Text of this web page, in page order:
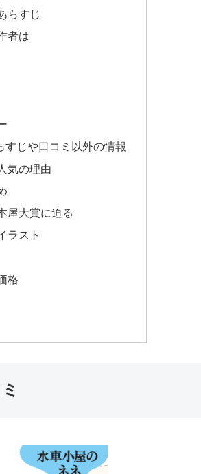
らすじ
者は
すじや口コミ以外の情報
気の理由
屋大賞に迫る
ラスト
格